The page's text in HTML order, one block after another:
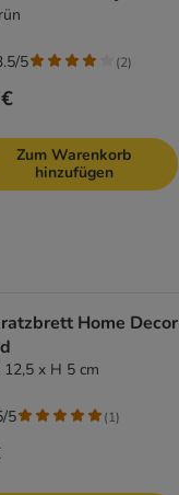
5 (2)
Zum Warenkorb
hinzufügen
Home Decor
x H 5 cm
5 (1)